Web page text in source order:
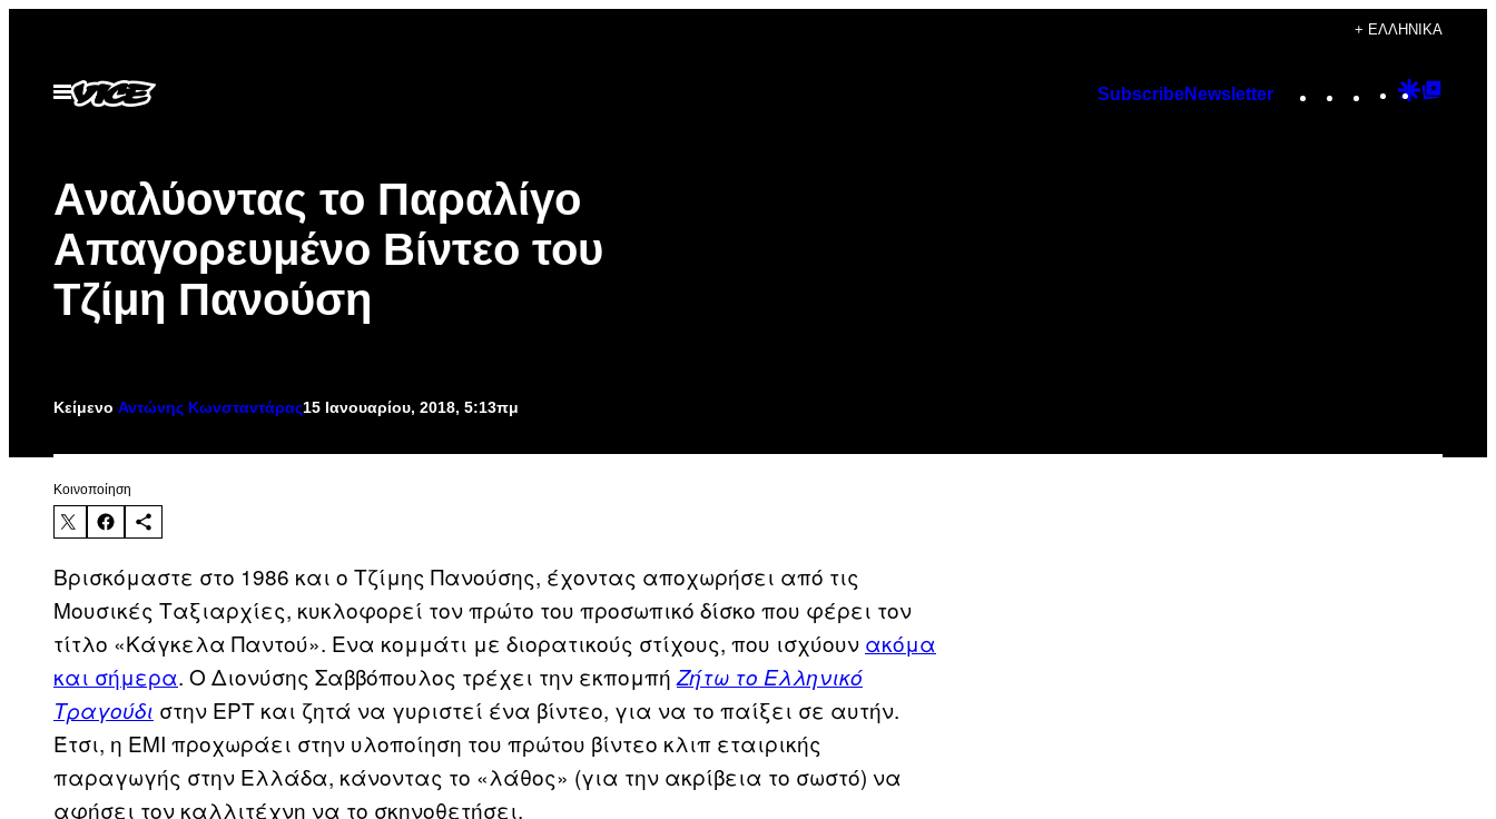
περιεχόμενο
+ ΕΛΛΗΝΙΚΆ
Ανοίξτε
το
SubscribeNewsletter Instagram
TikTok
YouTube
Google
Αναλύοντας το Παραλίγο
Απαγορευμένο Βίντεο του
Τζίμη Πανούση
Κείμενο Αντώνης Κωνσταντάρας15 Ιανουαρίου, 2018, 5:13πμ
Kοινοποίηση
Βρισκόμαστε στο 1986 και ο Τζίμης Πανούσης, έχοντας αποχωρήσει από τις
Μουσικές Ταξιαρχίες, κυκλοφορεί τον πρώτο του προσωπικό δίσκο που φέρει τον
τίτλο «Κάγκελα Παντού». Ενα κομμάτι με διορατικούς στίχους, που ισχύουν ακόμα
και σήμερα. Ο Διονύσης Σαββόπουλος τρέχει την εκπομπή Ζήτω το Ελληνικό
Τραγούδι στην ΕΡΤ και ζητά να γυριστεί ένα βίντεο, για να το παίξει σε αυτήν.
Έτσι, η ΕΜΙ προχωράει στην υλοποίηση του πρώτου βίντεο κλιπ εταιρικής
παραγωγής στην Ελλάδα, κάνοντας το «λάθος» (για την ακρίβεια το σωστό) να
αφήσει τον καλλιτέχνη να το σκηνοθετήσει.